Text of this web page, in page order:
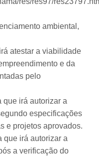
ambiental,
atestar a viabilidade
e da
pelo
que irá autorizar a
especificações
e projetos aprovados.
que irá autorizar a
a verificação do